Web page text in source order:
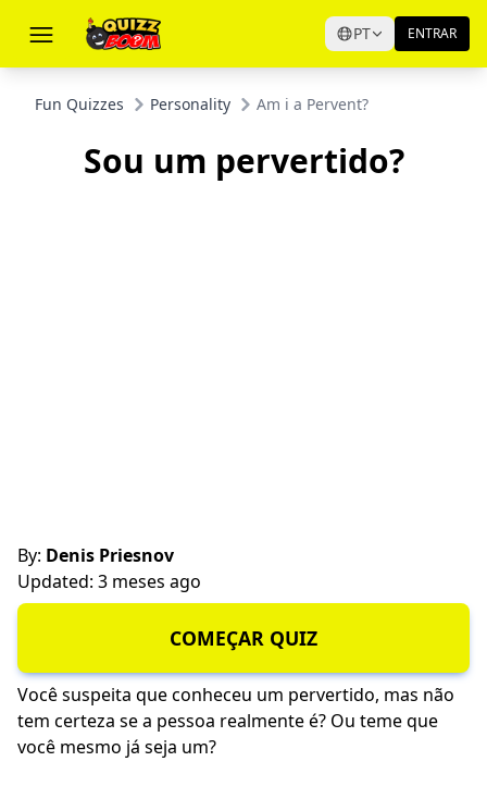
PT ENTRAR
Fun Quizzes Personality Am i a Pervent?
Sou um pervertido?
By: Denis Priesnov
Updated: 3 meses ago
COMEÇAR QUIZ
Você suspeita que conheceu um pervertido, mas não
tem certeza se a pessoa realmente é? Ou teme que
você mesmo já seja um?